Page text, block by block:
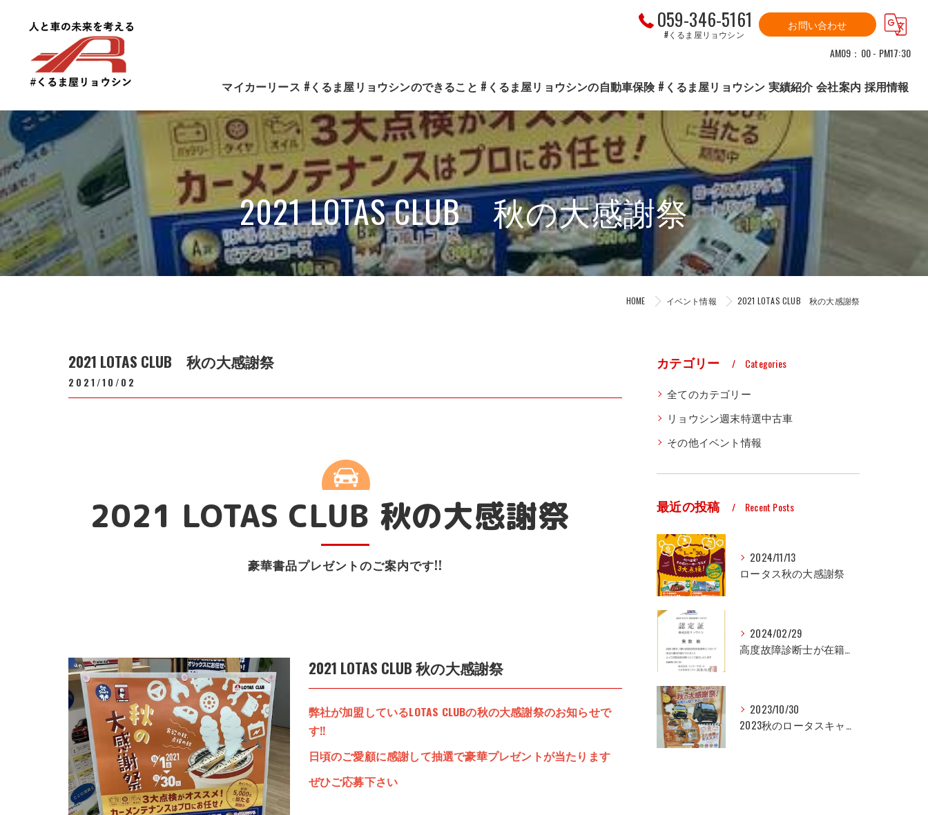
059-346-5161
#くるま屋リョウシン
お問い合わせ
AM09：00 - PM17:30
マイカーリース
おすすめ車種のご紹介
#くるま屋リョウシンのできること
#くるま屋 リョウシン車両販売
#くるま屋リョウシン・スマイルメンテプラス
#くるま屋リョウシン・リースカーメンテナンス
#くるま屋リョウシン鈑金塗装・ヘッドライトリペア
#くるま屋リョウシン 自動車保険・代車提供サービス
#くるま屋リョウシンの自動車保険 #くるま屋リョウシン 実績紹介 会社案内 採用情報
2021 LOTAS CLUB 秋の大感謝祭
HOME イベント情報 2021 LOTAS CLUB 秋の大感謝祭
2021 LOTAS CLUB 秋の大感謝祭
2021/10/02
2021 LOTAS CLUB 秋の大感謝祭
豪華書品プレゼントのご案内です!!
2021 LOTAS CLUB 秋の大感謝祭
弊社が加盟しているLOTAS CLUBの秋の大感謝祭のお知らせで
す!!
日頃のご愛顧に感謝して抽選で豪華プレゼントが当たります
ぜひご応募下さい
カテゴリー Categories
全てのカテゴリー
リョウシン週末特選中古車
その他イベント情報
最近の投稿 Recent Posts
2024/11/13
ロータス秋の大感謝祭
2024/02/29
高度故障診断士が在籍しています!!
2023/10/30
2023秋のロータスキャンペーン